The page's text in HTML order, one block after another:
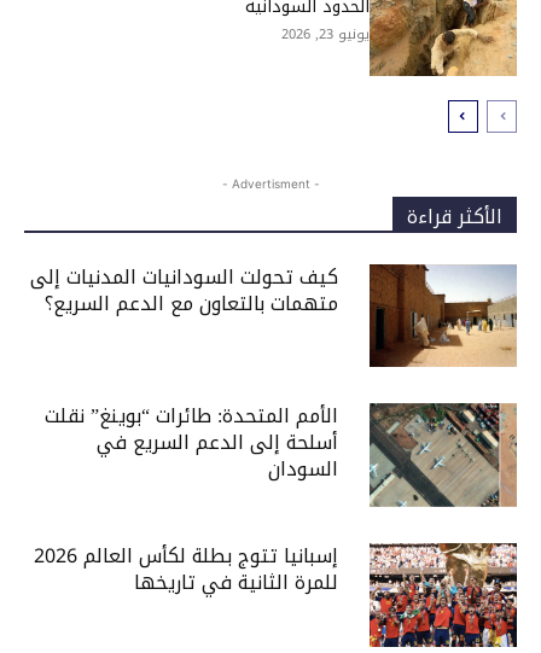
الحدود السودانية
يونيو 23, 2026
- Advertisment -
الأكثر قراءة
كيف تحولت السودانيات المدنيات إلى
متهمات بالتعاون مع الدعم السريع؟
الأمم المتحدة: طائرات “بوينغ” نقلت
أسلحة إلى الدعم السريع في
السودان
إسبانيا تتوج بطلة لكأس العالم 2026
للمرة الثانية في تاريخها